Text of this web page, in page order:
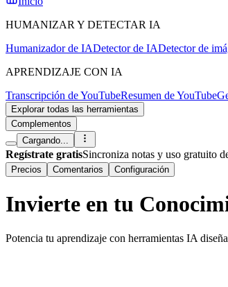
HUMANIZAR Y DETECTAR IA
Humanizador de IADetector de IADetector de
APRENDIZAJE CON IA
Transcripción de YouTubeResumen de YouTube
Explorar todas las herramientas
Complementos
Cargando...
Regístrate gratisSincroniza notas y uso gratuito
Precios
Comentarios Configuración
Invierte en tu
Potencia tu aprendizaje con herramientas IA